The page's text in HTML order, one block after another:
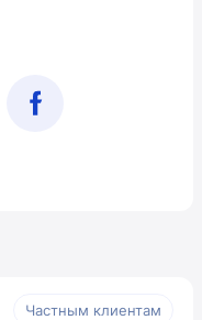
Частным клиентам